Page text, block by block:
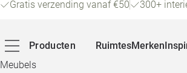
Gratis verzending vanaf €50 300+
Producten
Meubels
RuimtesMerken